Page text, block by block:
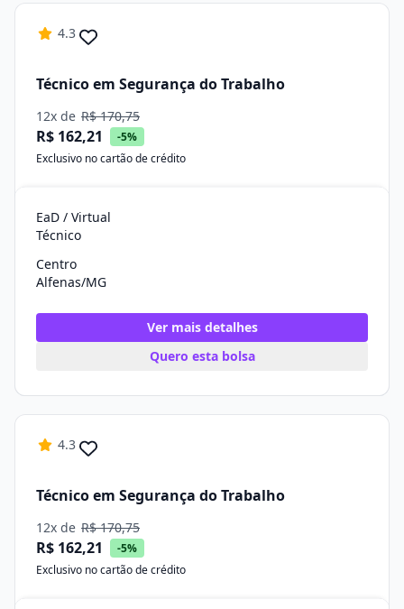
4.3
Técnico em Segurança do Trabalho
12x de R$ 170,75
R$ 162,21
-5%
Exclusivo no cartão de crédito
EaD / Virtual
Técnico
Centro
Alfenas/MG
Ver mais detalhes
Quero esta bolsa
4.3
Técnico em Segurança do Trabalho
12x de R$ 170,75
R$ 162,21
-5%
Exclusivo no cartão de crédito